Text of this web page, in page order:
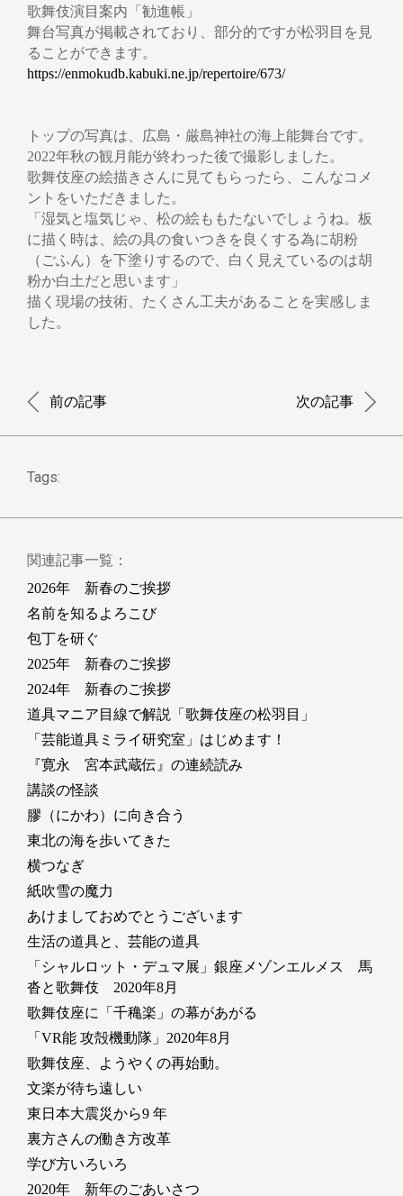
歌舞伎演目案内「勧進帳」
舞台写真が掲載されており、部分的ですが松羽目を見
ることができます。
https://enmokudb.kabuki.ne.jp/repertoire/673/
トップの写真は、広島・厳島神社の海上能舞台です。
2022年秋の観月能が終わった後で撮影しました。
歌舞伎座の絵描きさんに見てもらったら、こんなコメ
ントをいただきました。
「湿気と塩気じゃ、松の絵ももたないでしょうね。板
に描く時は、絵の具の食いつきを良くする為に胡粉
（ごふん）を下塗りするので、白く見えているのは胡
粉か白土だと思います」
描く現場の技術、たくさん工夫があることを実感しま
した。
前の記事 次の記事
Tags:
関連記事一覧：
2026年 新春のご挨拶
名前を知るよろこび
包丁を研ぐ
2025年 新春のご挨拶
2024年 新春のご挨拶
道具マニア目線で解説「歌舞伎座の松羽目」
「芸能道具ミライ研究室」はじめます！
『寛永 宮本武蔵伝』の連続読み
講談の怪談
膠（にかわ）に向き合う
東北の海を歩いてきた
横つなぎ
紙吹雪の魔力
あけましておめでとうございます
生活の道具と、芸能の道具
「シャルロット・デュマ展」銀座メゾンエルメス 馬
沓と歌舞伎 2020年8月
歌舞伎座に「千穐楽」の幕があがる
「VR能 攻殻機動隊」2020年8月
歌舞伎座、ようやくの再始動。
文楽が待ち遠しい
東日本大震災から9 年
裏方さんの働き方改革
学び方いろいろ
2020年 新年のごあいさつ